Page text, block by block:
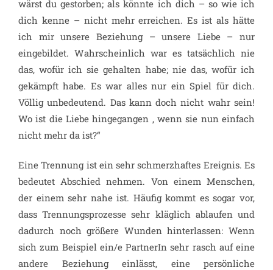
wärst du gestorben; als könnte ich dich – so wie ich
dich kenne – nicht mehr erreichen. Es ist als hätte
ich mir unsere Beziehung – unsere Liebe – nur
eingebildet. Wahrscheinlich war es tatsächlich nie
das, wofür ich sie gehalten habe; nie das, wofür ich
gekämpft habe. Es war alles nur ein Spiel für dich.
Völlig unbedeutend. Das kann doch nicht wahr sein!
Wo ist die Liebe hingegangen , wenn sie nun einfach
nicht mehr da ist?“
Eine Trennung ist ein sehr schmerzhaftes Ereignis. Es
bedeutet Abschied nehmen. Von einem Menschen,
der einem sehr nahe ist. Häufig kommt es sogar vor,
dass Trennungsprozesse sehr kläglich ablaufen und
dadurch noch größere Wunden hinterlassen: Wenn
sich zum Beispiel ein/e PartnerIn sehr rasch auf eine
andere Beziehung einlässt, eine persönliche